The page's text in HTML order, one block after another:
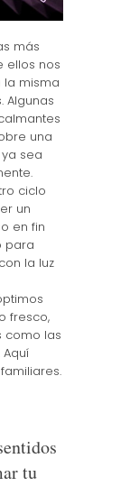
más
ellos nos
la misma
Algunas
una
sea
ciclo
un
en fin
para
la luz
fresco,
como las
tu